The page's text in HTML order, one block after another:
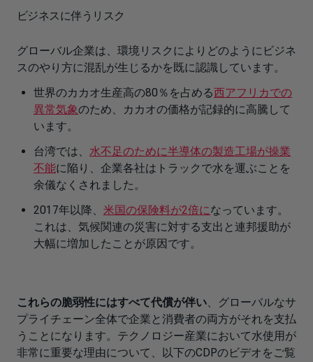
ビジネスに伴うリスク
グローバル企業は、環境リスクによりどのようにビジネ
スのやり方に混乱が生じるかを既に認識しています。
世界のカカオ生産高の80％を占める西アフリカでの
異常気象のため、カカオの価格が記録的に高騰して
います。
台湾では、 水不足のために半導体の製造工場が操業
不能に陥り、企業各社はトラックで水を運ぶことを
余儀なくされました。
2017年以降、 米国の保険料が2倍になっています。
これは、気候関連の災害に対する支出と連邦援助が
大幅に増加したことが原因です。
これらの脆弱性にはすべて代償が伴い、グローバルなサ
プライチェーン全体で企業と消費者の両方がそれを支払
うことになります。テクノロジー産業において水使用が
非常に重要な理由について、以下のCDPのビデオをご覧